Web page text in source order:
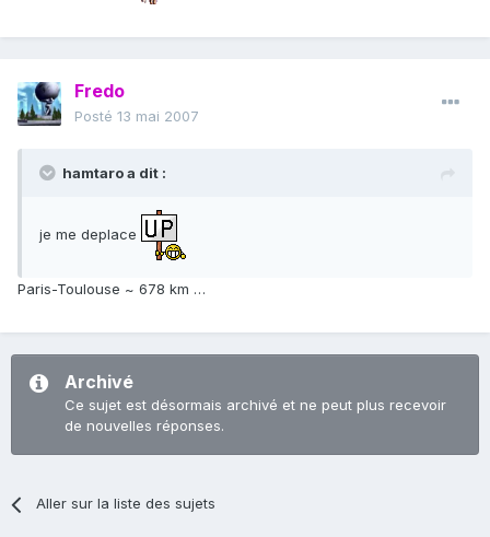
Fredo
Posté 13 mai 2007
hamtaro a dit :
je me deplace
Paris-Toulouse ~ 678 km …
Archivé
Ce sujet est désormais archivé et ne peut plus recevoir
de nouvelles réponses.
Aller sur la liste des sujets